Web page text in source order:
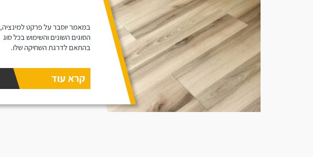
במאמר יוסבר על פרקט למינציה,
הסוגים השונים והשימוש בכל סוג
בהתאם לדרגת השחיקה שלו.
קרא עוד